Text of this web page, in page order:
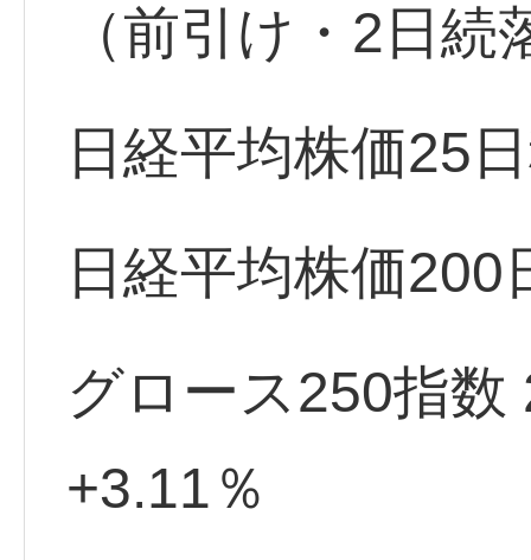
（前引け・2日続
日経平均株価25
日経平均株価
グロース250指
+3.11％